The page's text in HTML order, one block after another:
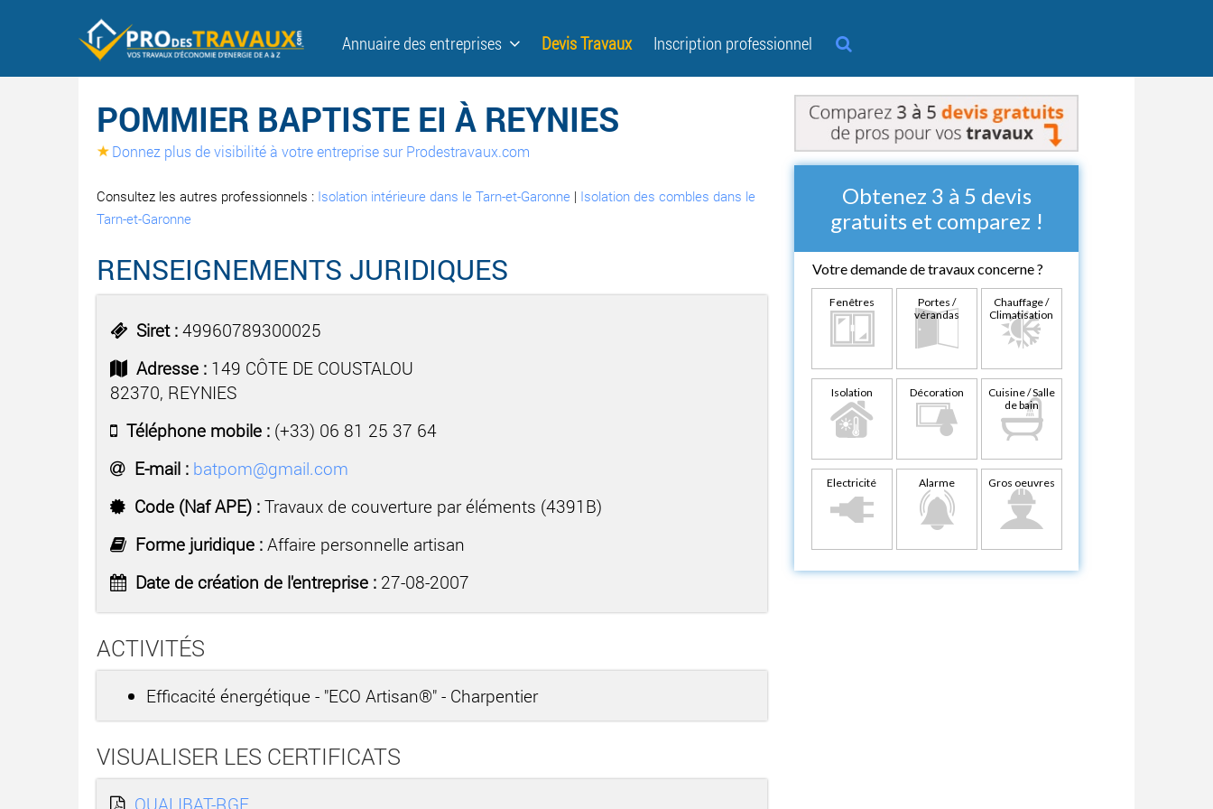
Annuaire des entreprises Devis Travaux Inscription professionnel
POMMIER BAPTISTE EI À REYNIES
Donnez plus de visibilité à votre entreprise sur Prodestravaux.com
Consultez les autres professionnels : Isolation intérieure dans le Tarn-et-Garonne | Isolation des combles dans le
Tarn-et-Garonne
RENSEIGNEMENTS JURIDIQUES
Siret : 49960789300025
Adresse : 149 CÔTE DE COUSTALOU
82370, REYNIES
Téléphone mobile : (+33) 06 81 25 37 64
E-mail : batpom@gmail.com
Code (Naf APE) : Travaux de couverture par éléments (4391B)
Forme juridique : Affaire personnelle artisan
Date de création de l'entreprise : 27-08-2007
ACTIVITÉS
Efficacité énergétique - "ECO Artisan®" - Charpentier
VISUALISER LES CERTIFICATS
QUALIBAT-RGE
Obtenez 3 à 5 devis
gratuits et comparez !
Votre demande de travaux concerne ?
Fenêtres
Portes /
vérandas
Chauffage /
Climatisation
Isolation Décoration
Cuisine / Salle
de bain
Electricité Alarme Gros oeuvres